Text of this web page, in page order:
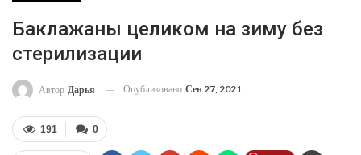
Баклажаны целиком на зиму без
стерилизации
Автор Дарья Опубликовано Сен 27, 2021
0
191